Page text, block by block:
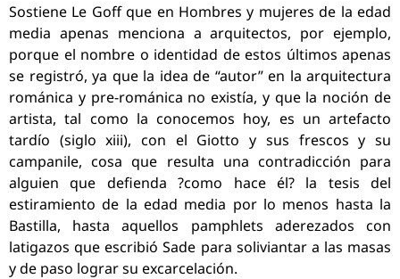
Sostiene Le Goff que en Hombres y mujeres de la edad
media apenas menciona a arquitectos, por ejemplo,
porque el nombre o identidad de estos últimos apenas
se registró, ya que la idea de “autor” en la arquitectura
románica y pre-románica no existía, y que la noción de
artista, tal como la conocemos hoy, es un artefacto
tardío (siglo xiii), con el Giotto y sus frescos y su
campanile, cosa que resulta una contradicción para
alguien que defienda ?como hace él? la tesis del
estiramiento de la edad media por lo menos hasta la
Bastilla, hasta aquellos pamphlets aderezados con
latigazos que escribió Sade para soliviantar a las masas
y de paso lograr su excarcelación.